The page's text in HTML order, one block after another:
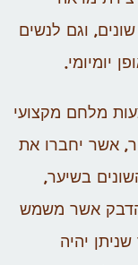
וגם לנשים
יומיומי.
מלחם מקצועי
אשר יחברו את
בשיער,
הדבק אשר משמש
יהיה